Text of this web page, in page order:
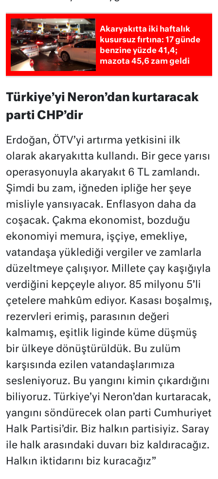
Akaryakıtta iki haftalık
kusursuz fırtına: 17 günde
benzine yüzde 41,4;
mazota 45,6 zam geldi
Türkiye’yi Neron’dan kurtaracak
parti CHP’dir
Erdoğan, ÖTV’yi artırma yetkisini ilk
olarak akaryakıtta kullandı. Bir gece yarısı
operasyonuyla akaryakıt 6 TL zamlandı.
Şimdi bu zam, iğneden ipliğe her şeye
misliyle yansıyacak. Enflasyon daha da
coşacak. Çakma ekonomist, bozduğu
ekonomiyi memura, işçiye, emekliye,
vatandaşa yüklediği vergiler ve zamlarla
düzeltmeye çalışıyor. Millete çay kaşığıyla
verdiğini kepçeyle alıyor. 85 milyonu 5’li
çetelere mahkûm ediyor. Kasası boşalmış,
rezervleri erimiş, parasının değeri
kalmamış, eşitlik liginde küme düşmüş
bir ülkeye dönüştürüldük. Bu zulüm
karşısında ezilen vatandaşlarımıza
sesleniyoruz. Bu yangını kimin çıkardığını
biliyoruz. Türkiye’yi Neron’dan kurtaracak,
yangını söndürecek olan parti Cumhuriyet
Halk Partisi’dir. Biz halkın partisiyiz. Saray
ile halk arasındaki duvarı biz kaldıracağız.
Halkın iktidarını biz kuracağız”